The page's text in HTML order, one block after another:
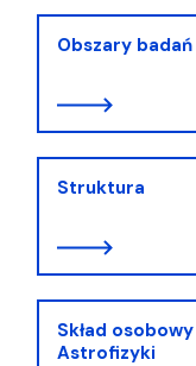
Obszary badań
Struktura
Skład
Astrofizyki